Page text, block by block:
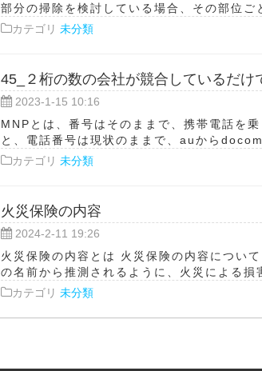
部分の掃除を検討している場合、その部位ご
カテゴリ 未分類
45_２桁の数の会社が競合しているだけ
2023-1-15 10:16
MNPとは、番号はそのままで、携帯電話を
と、電話番号は現状のままで、auから
カテゴリ 未分類
火災保険の内容
2024-2-11 19:26
火災保険の内容とは 火災保険の内容につい
の名前から推測されるように、火災による損
カテゴリ 未分類